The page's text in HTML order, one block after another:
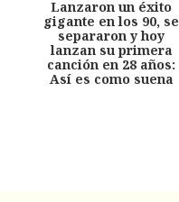
Lanzaron un éxito
gigante en los 90, se
separaron y hoy
lanzan su primera
canción en 28 años:
Así es como suena